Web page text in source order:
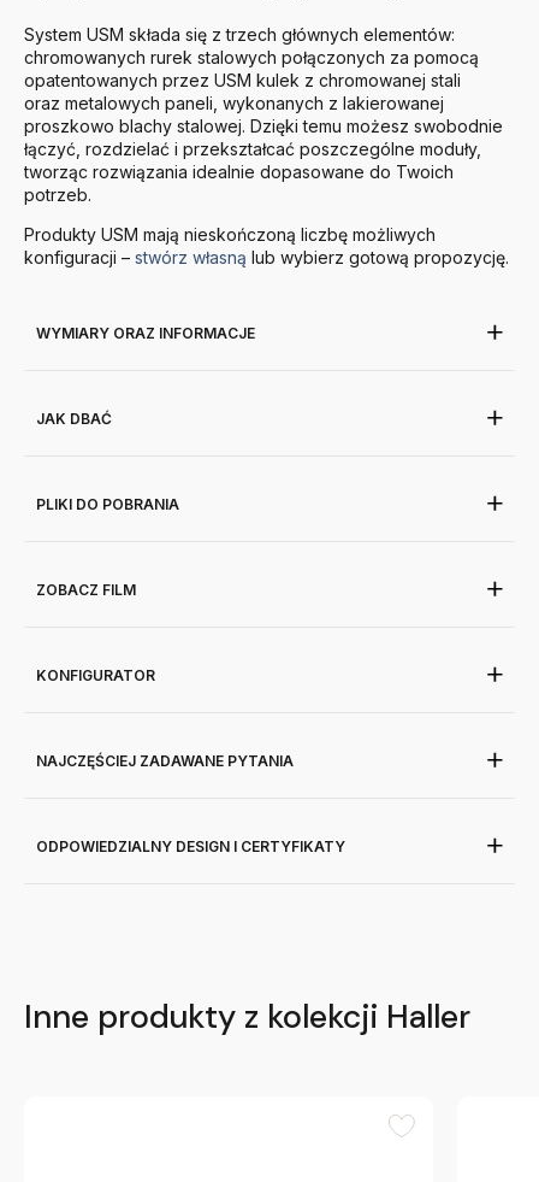
System USM składa się z trzech głównych elementów:
chromowanych rurek stalowych połączonych za pomocą
opatentowanych przez USM kulek z chromowanej stali
oraz metalowych paneli, wykonanych z lakierowanej
proszkowo blachy stalowej. Dzięki temu możesz swobodnie
łączyć, rozdzielać i przekształcać poszczególne moduły,
tworząc rozwiązania idealnie dopasowane do Twoich
potrzeb.
Produkty USM mają nieskończoną liczbę możliwych
konfiguracji – stwórz własną lub wybierz gotową propozycję.
WYMIARY ORAZ INFORMACJE
JAK DBAĆ
PLIKI DO POBRANIA
ZOBACZ FILM
KONFIGURATOR
NAJCZĘŚCIEJ ZADAWANE PYTANIA
ODPOWIEDZIALNY DESIGN I CERTYFIKATY
Inne produkty z kolekcji Haller